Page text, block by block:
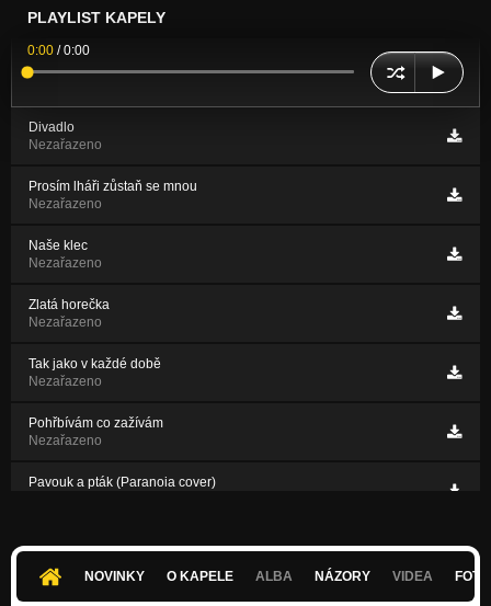
PLAYLIST KAPELY
0:00 /0:00
Divadlo
Nezařazeno
Prosím lháři zůstaň se mnou
Nezařazeno
Naše klec
Nezařazeno
Zlatá horečka
Nezařazeno
Tak jako v každé době
Nezařazeno
Pohřbívám co zažívám
Nezařazeno
Pavouk a pták (Paranoia cover)
NOVINKY O KAPELE ALBA NÁZORY VIDEA